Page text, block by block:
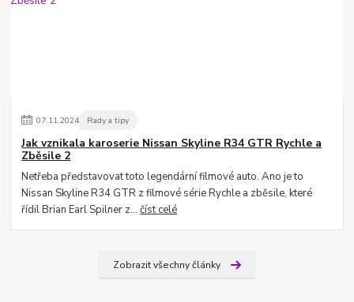
07.11.2024 Rady a tipy
Jak vznikala karoserie Nissan Skyline R34 GTR Rychle a
Zběsile 2
Netřeba představovat toto legendární filmové auto. Ano je to
Nissan Skyline R34 GTR z filmové série Rychle a zběsile, které
řídil Brian Earl Spilner z...číst celé
Zobrazit všechny články